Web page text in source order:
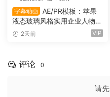
字幕动画
AE/PR模板：苹果
液态玻璃风格实用企业人物宣
传下横栏字幕条文字标题动画
2天前 VIP
评论 0
请先